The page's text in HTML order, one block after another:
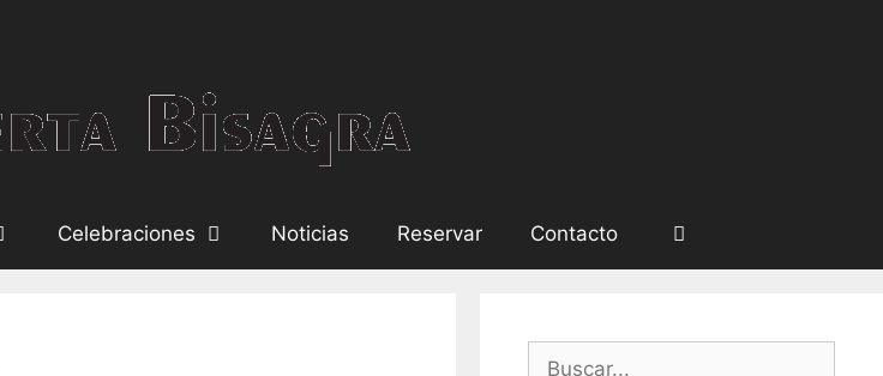
Celebraciones Noticias Reservar Contacto